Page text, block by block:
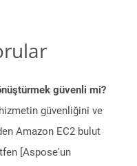
güvenli mi?
güvenliğini ve
Amazon EC2 bulut
[Aspose'un